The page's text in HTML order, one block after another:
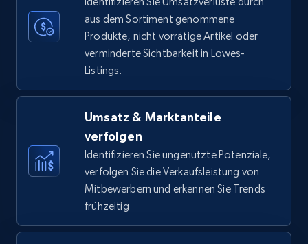
rating object, Product rating max, Rating,
Author name, Asin, and more.
7.4K+ 872+ Jetzt anfangen
aus dem Sortiment genommene
Produkte, nicht vorrätige Artikel oder
verminderte Sichtbarkeit in Lowes-
Listings.
Umsatz & Marktanteile
verfolgen
Identifizieren Sie ungenutzte Potenziale,
verfolgen Sie die Verkaufsleistung von
Mitbewerbern und erkennen Sie Trends
frühzeitig